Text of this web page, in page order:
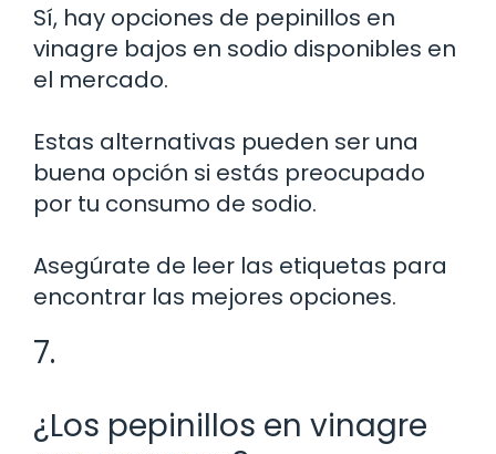
Sí, hay opciones de pepinillos en
vinagre bajos en sodio disponibles en
el mercado.
Estas alternativas pueden ser una
buena opción si estás preocupado
por tu consumo de sodio.
Asegúrate de leer las etiquetas para
encontrar las mejores opciones.
7.
¿Los pepinillos en vinagre